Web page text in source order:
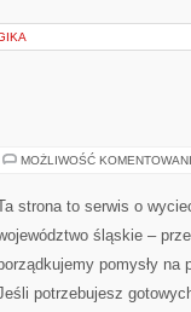
MOŻLIWOŚĆ
strona to serwis o
śląskie –
pomysły na
potrzebujesz